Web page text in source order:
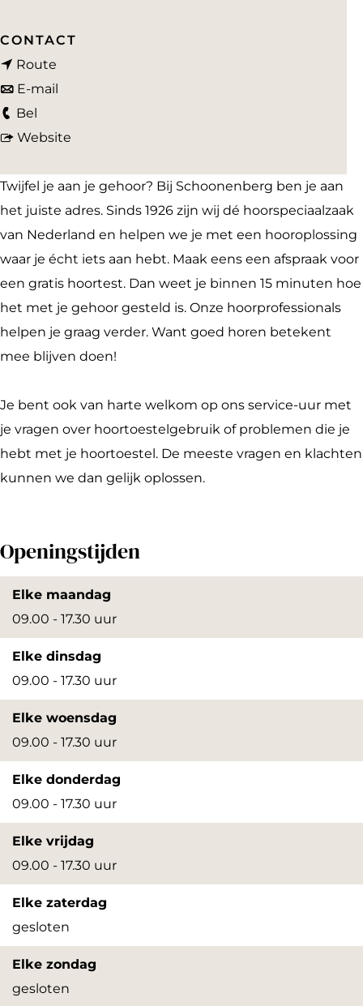
o
n
e
n
b
e
r
g
o
o
r
c
f
o
r
t
CONTACT
Route
a
r
c
h
o
o
n
e
n
b
r
g
H
o
c
o
m
f
o
t
E-mail
a
S
c
h
o
o
n
e
n
e
r
g
H
r
c
o
m
f
o
r
t
Bel
c
o
o
n
e
n
b
e
r
H
o
o
r
m
f
o
r
Website
n
S
c
h
o
o
n
e
b
e
r
g
o
r
c
o
m
f
o
r
t
Twijfel je aan je gehoor? Bij Schoonenberg ben je aan
het juiste adres. Sinds 1926 zijn wij dé hoorspeciaalzaak
van Nederland en helpen we je met een hooroplossing
waar je écht iets aan hebt. Maak eens een afspraak voor
een gratis hoortest. Dan weet je binnen 15 minuten hoe
het met je gehoor gesteld is. Onze hoorprofessionals
helpen je graag verder. Want goed horen betekent
mee blijven doen!
Je bent ook van harte welkom op ons service-uur met
je vragen over hoortoestelgebruik of problemen die je
hebt met je hoortoestel. De meeste vragen en klachten
kunnen we dan gelijk oplossen.
Openingstijden
Elke maandag
09.00 - 17.30 uur
Elke dinsdag
09.00 - 17.30 uur
Elke woensdag
09.00 - 17.30 uur
Elke donderdag
09.00 - 17.30 uur
Elke vrijdag
09.00 - 17.30 uur
Elke zaterdag
gesloten
Elke zondag
gesloten